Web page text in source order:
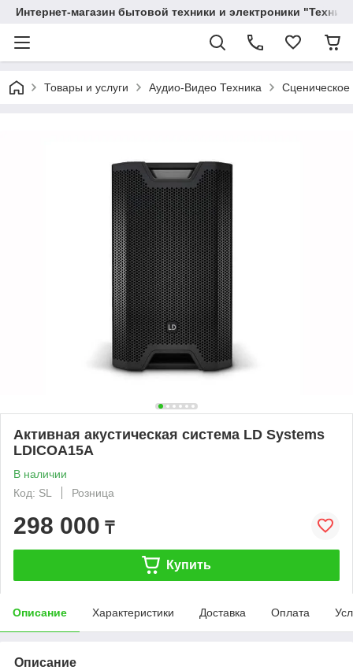
Интернет-магазин бытовой техники и электроники
Товары и услуги Аудио-Видео Техника
Активная акустическая система LD Systems
LDICOA15A
В наличии
Код: SL
Розница
298 000 ₸
Купить
Описание Характеристики Доставка Оплата
Описание